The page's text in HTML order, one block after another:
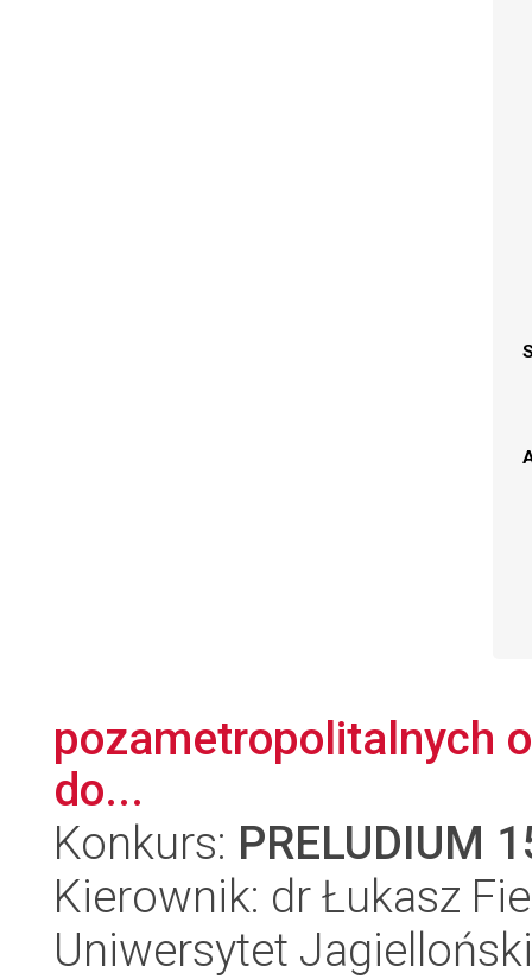
pozametropolitalnych
do...
Konkurs: PRELUDIUM
Kierownik: dr Łukasz
Uniwersytet